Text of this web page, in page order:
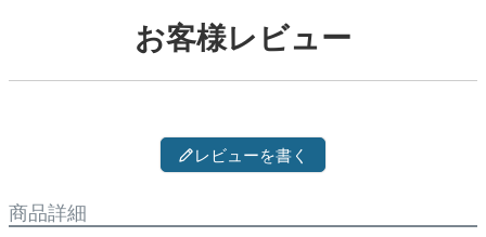
お客様レビュー
レビューを書く
商品詳細